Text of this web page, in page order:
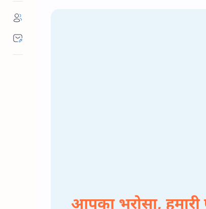
आपका भरोसा, हमारी